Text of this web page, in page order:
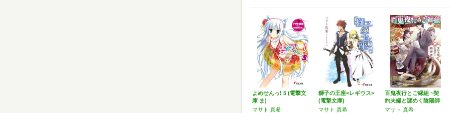
よめせんっ! 5 (電撃文
庫 ま)
マサト 真希
獅子の王座<レギウス>
(電撃文庫)
マサト 真希
百鬼夜行とご縁組 ~契
約夫婦と謎めく陰陽師
~…
マサト 真希